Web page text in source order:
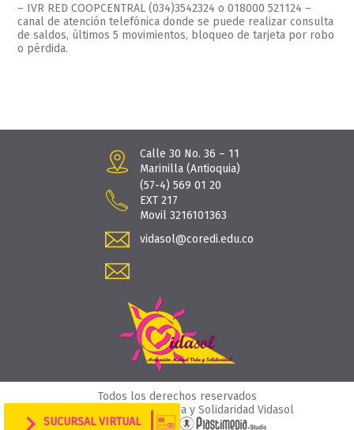
– IVR RED COOPCENTRAL (034)3542324 o 018000 521124 –
canal de atención telefónica donde se puede realizar consulta
de saldos, últimos 5 movimientos, bloqueo de tarjeta por robo
o pérdida.
Calle 30 No. 36 – 11
Marinilla (Antioquia)
(57-4) 569 01 20
EXT 217
Movil 3216101363
vidasol@coredi.edu.co
SUCURSAL VIRTUAL
Todos los derechos reservados
© Asociación Mutual Vida y Solidaridad Vidasol
Desarrollado por